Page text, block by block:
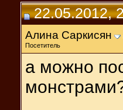
22.05.2012,
Алина Саркисян
Посетитель
а можно